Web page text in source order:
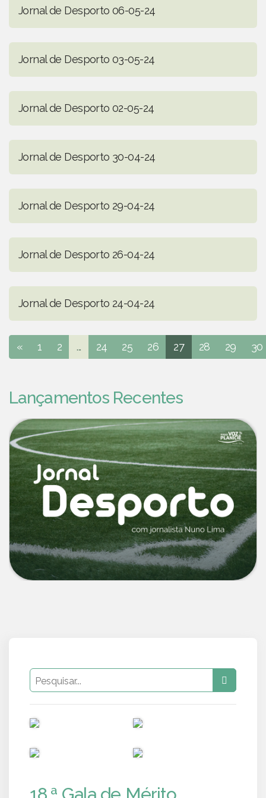
Jornal de Desporto 06-05-24
Jornal de Desporto 03-05-24
Jornal de Desporto 02-05-24
Jornal de Desporto 30-04-24
Jornal de Desporto 29-04-24
Jornal de Desporto 26-04-24
Jornal de Desporto 24-04-24
« 1 2 ... 24 25 26 27 28 29 30
Lançamentos Recentes